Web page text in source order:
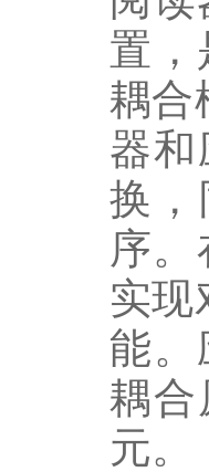
置，
耦合
器
换，
序
实现
能。
耦合
元。